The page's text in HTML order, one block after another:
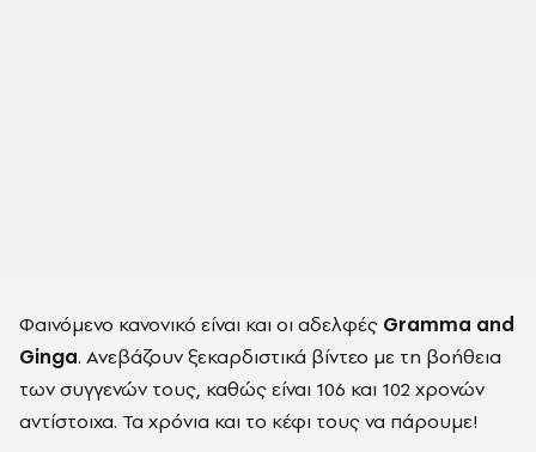
Φαινόμενο κανονικό είναι και οι αδελφές Gramma and
Ginga. Ανεβάζουν ξεκαρδιστικά βίντεο με τη βοήθεια
των συγγενών τους, καθώς είναι 106 και 102 χρονών
αντίστοιχα. Τα χρόνια και το κέφι τους να πάρουμε!